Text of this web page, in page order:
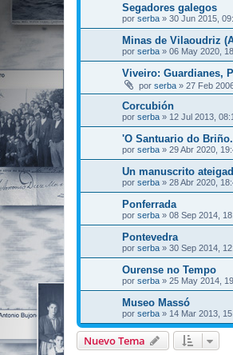
Segadores galegos
por serba » 30 Jun 2015,
Minas de Vilaoudriz
por serba » 06 May 2020,
Viveiro: Guardianes,
por serba » 27 Feb
Corcubión
por serba » 12 Jul 2013,
'O Santuario do
por serba » 29 Abr 2020,
Un manuscrito
por serba » 28 Abr 2020,
Ponferrada
por serba » 08 Sep 2014,
Pontevedra
por serba » 30 Sep 2014,
Ourense no Tempo
por serba » 25 May 2014,
Museo Massó
por serba » 14 Mar 2013,
Nuevo Tema